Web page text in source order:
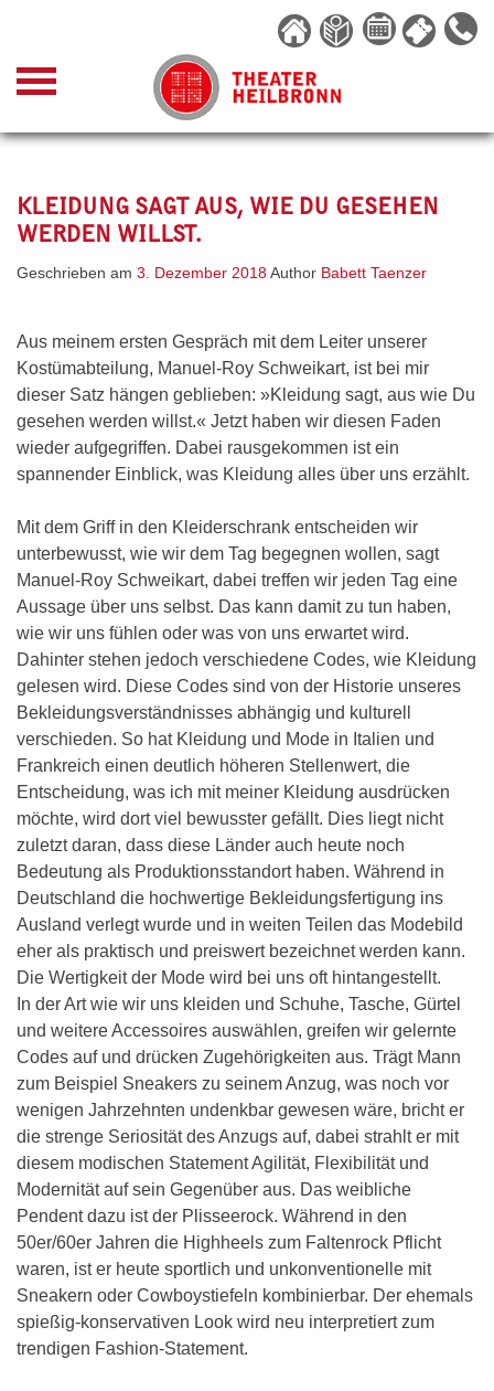
content
KLEIDUNG SAGT AUS, WIE DU GESEHEN
WERDEN WILLST.
Geschrieben am 3. Dezember 2018 Author Babett Taenzer
Aus meinem ersten Gespräch mit dem Leiter unserer
Kostümabteilung, Manuel-Roy Schweikart, ist bei mir
dieser Satz hängen geblieben: »Kleidung sagt, aus wie Du
gesehen werden willst.« Jetzt haben wir diesen Faden
wieder aufgegriffen. Dabei rausgekommen ist ein
spannender Einblick, was Kleidung alles über uns erzählt.
Mit dem Griff in den Kleiderschrank entscheiden wir
unterbewusst, wie wir dem Tag begegnen wollen, sagt
Manuel-Roy Schweikart, dabei treffen wir jeden Tag eine
Aussage über uns selbst. Das kann damit zu tun haben,
wie wir uns fühlen oder was von uns erwartet wird.
Dahinter stehen jedoch verschiedene Codes, wie Kleidung
gelesen wird. Diese Codes sind von der Historie unseres
Bekleidungsverständnisses abhängig und kulturell
verschieden. So hat Kleidung und Mode in Italien und
Frankreich einen deutlich höheren Stellenwert, die
Entscheidung, was ich mit meiner Kleidung ausdrücken
möchte, wird dort viel bewusster gefällt. Dies liegt nicht
zuletzt daran, dass diese Länder auch heute noch
Bedeutung als Produktionsstandort haben. Während in
Deutschland die hochwertige Bekleidungsfertigung ins
Ausland verlegt wurde und in weiten Teilen das Modebild
eher als praktisch und preiswert bezeichnet werden kann.
Die Wertigkeit der Mode wird bei uns oft hintangestellt.
In der Art wie wir uns kleiden und Schuhe, Tasche, Gürtel
und weitere Accessoires auswählen, greifen wir gelernte
Codes auf und drücken Zugehörigkeiten aus. Trägt Mann
zum Beispiel Sneakers zu seinem Anzug, was noch vor
wenigen Jahrzehnten undenkbar gewesen wäre, bricht er
die strenge Seriosität des Anzugs auf, dabei strahlt er mit
diesem modischen Statement Agilität, Flexibilität und
Modernität auf sein Gegenüber aus. Das weibliche
Pendent dazu ist der Plisseerock. Während in den
50er/60er Jahren die Highheels zum Faltenrock Pflicht
waren, ist er heute sportlich und unkonventionelle mit
Sneakern oder Cowboystiefeln kombinierbar. Der ehemals
spießig-konservativen Look wird neu interpretiert zum
trendigen Fashion-Statement.